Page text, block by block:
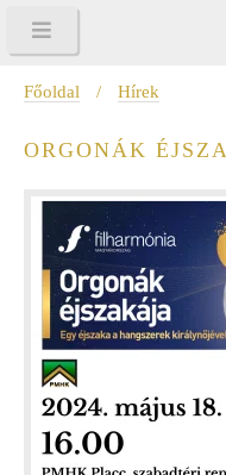
Főoldal / Hírek
ORGONÁK